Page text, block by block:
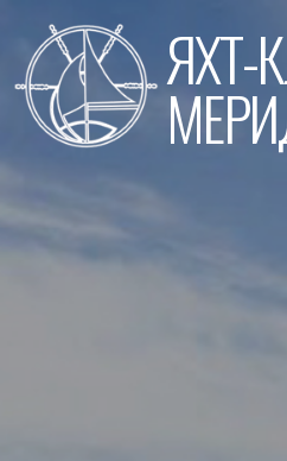
к
ЯХТ-